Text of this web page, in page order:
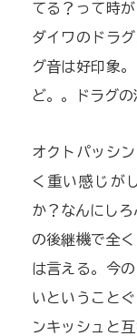
てる？って時
ダイワのドラ
グ音は好印象
ど。。ドラグの
オクトパッシ
く重い感じが
か？なんにし
の後継機で全
は言える。今
いということ
ンキッシュと